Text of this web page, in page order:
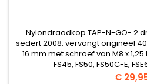
Nylondraadkop TAP-N-GO- 2
sedert 2008. vervangt origineel
16 mm met schroef van M8 x 1,25
FS45, FS50, FS50C-E,
Prijs
€